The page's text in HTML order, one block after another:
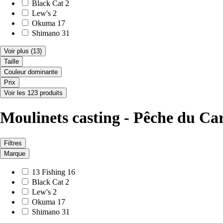
Black Cat 2
Lew's 2
Okuma 17
Shimano 31
Voir plus (13)
Taille
Couleur dominante
Prix
Voir les 123 produits
Moulinets casting - Pêche du
Filtres
Marque
13 Fishing 16
Black Cat 2
Lew's 2
Okuma 17
Shimano 31